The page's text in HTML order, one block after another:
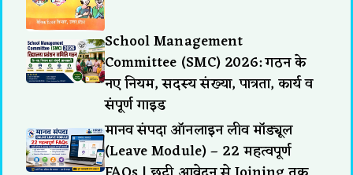
School Management
Committee (SMC) 2026: गठन के
नए नियम, सदस्य संख्या, पात्रता, कार्य व
संपूर्ण गाइड
मानव संपदा ऑनलाइन लीव मॉड्यूल
(Leave Module) – 22 महत्वपूर्ण